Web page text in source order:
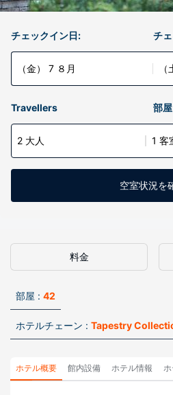
チェックイン日:
（金） 7 ８月
チ
Travellers 部屋
2 大人 1 客
空室状況を
料金
部屋 : 42
ホテルチェーン : Tapestry
ホテル概要 館内設備 ホテル情報